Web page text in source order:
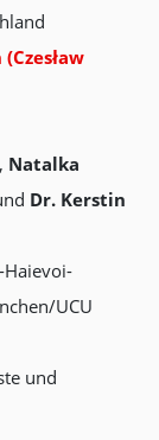
Natalka
Dr. Kerstin
UCU
und